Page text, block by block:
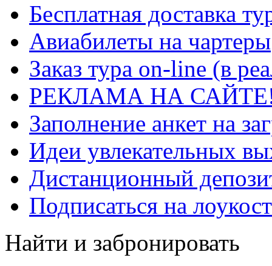
Бесплатная доставка
Авиабилеты на чартеры
Заказ тура on-line (в
РЕКЛАМА НА
Заполнение анкет на
Идеи увлекательных
Дистанционный
Подписаться на
Найти и забронировать